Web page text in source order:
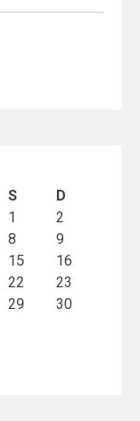
S D
1
2
8
9
15
16
22
23
29
30